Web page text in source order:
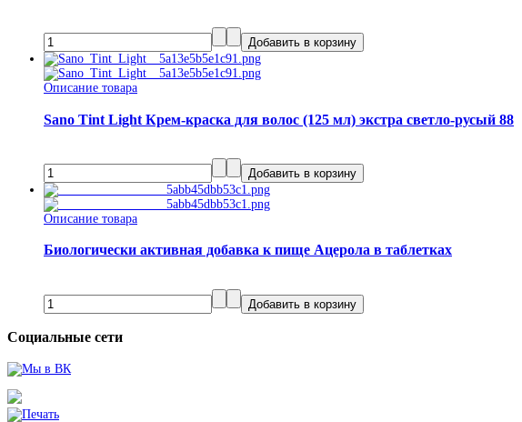
Описание товара
Sano Tint Light Крем-краска для волос (125 мл) экстра светло-русый 88
Описание товара
Биологически активная добавка к пище Ацерола в таблетках
Социальные сети